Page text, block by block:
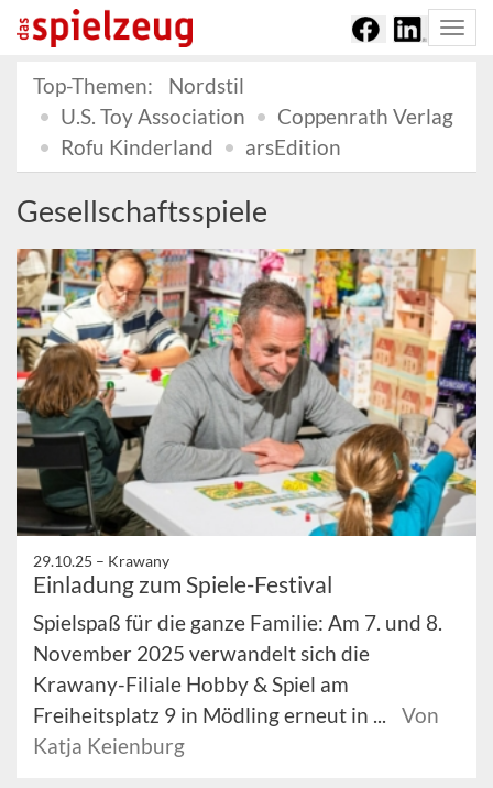
Top-Themen:
Nordstil
U.S. Toy Association
Coppenrath Verlag
Rofu Kinderland
arsEdition
Gesellschaftsspiele
29.10.25 – Krawany
Einladung zum Spiele-Festival
Spielspaß für die ganze Familie: Am 7. und 8.
November 2025 verwandelt sich die
Krawany-Filiale Hobby & Spiel am
Freiheitsplatz 9 in Mödling erneut in ...
Von
Katja Keienburg